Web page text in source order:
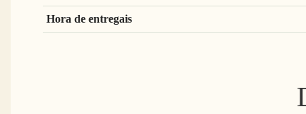
Hora de entregais